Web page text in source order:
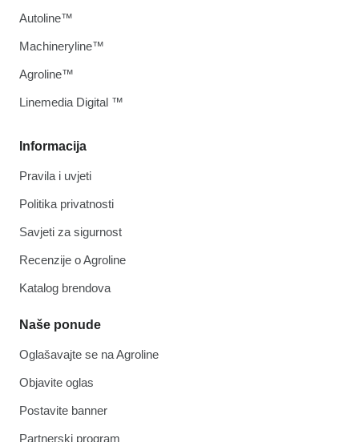
Informacija
Pravila i uvjeti
Politika privatnosti
Savjeti za sigurnost
Recenzije o Agroline
Katalog brendova
Naše ponude
Oglašavajte se na Agroline
Objavite oglas
Postavite banner
Partnerski program
Autoline™
Machineryline™
Agroline™
Linemedia Digital ™